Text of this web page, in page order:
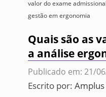
valor do exame admissional
gestão em ergonomia
Quais são as
a análise
Publicado em: 21/
Escrito por: Amplus